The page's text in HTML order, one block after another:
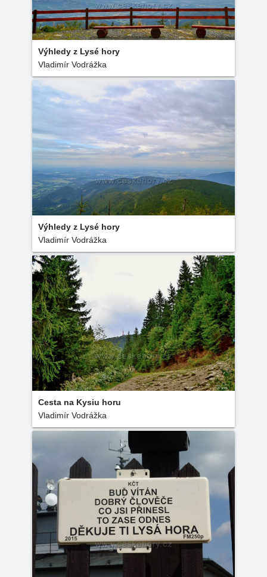
Výhledy z Lysé hory
Vladimír Vodrážka
Výhledy z Lysé hory
Vladimír Vodrážka
Cesta na Kysiu horu
Vladimír Vodrážka